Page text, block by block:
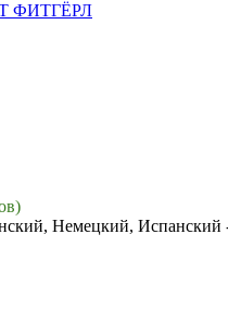
ФИТГЁРЛ
Немецкий,